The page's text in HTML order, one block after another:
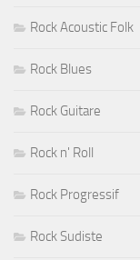
Rock Acoustic Folk
Rock Blues
Rock Guitare
Rock n' Roll
Rock Progressif
Rock Sudiste